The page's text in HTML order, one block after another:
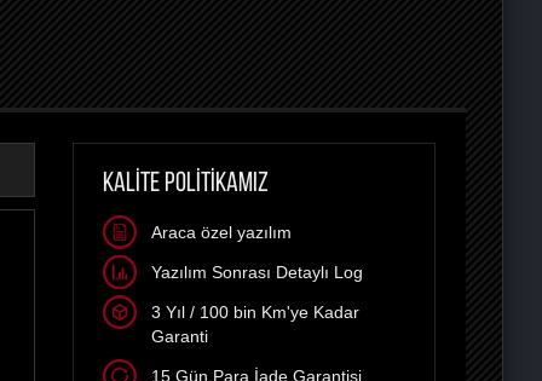
KALİTE POLİTİKAMIZ
Araca özel yazılım
Yazılım Sonrası Detaylı Log
3 Yıl / 100 bin Km'ye Kadar
Garanti
15 Gün Para İade Garantisi